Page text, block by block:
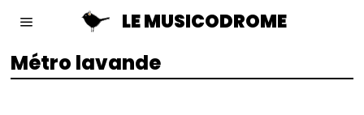
LE MUSICODROME
Métro lavande